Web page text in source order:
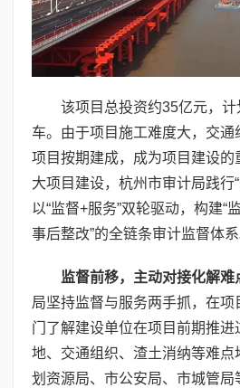
该项目总投资约35亿元，
车。由于项目施工难度大，交
项目按期建成，成为项目建设的
大项目建设，杭州市审计局践行“
以“监督+服务”双轮驱动，构建“
事后整改”的全链条审计监督体系
监督前移，主动对接化解难
局坚持监督与服务两手抓，在项
门了解建设单位在项目前期推进
地、交通组织、渣土消纳等难点
划资源局、市公安局、市城管局